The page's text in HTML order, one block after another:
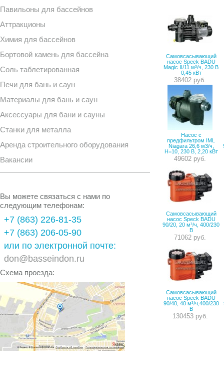
Павильоны для бассейнов
Аттракционы
Химия для бассейнов
Бортовой камень для бассейна
Соль таблетированная
Печи для бань и саун
Материалы для бань и саун
Аксессуары для бани и сауны
Станки для металла
Аренда строительного оборудования
Вакансии
Вы можете связаться с нами по
следующим телефонам:
+7 (863) 226-81-35
+7 (863) 206-05-90
или по электронной почте:
don@basseindon.ru
Схема проезда:
Самовсасывающий
насос Speck BADU
Magic II/11 м³/ч, 230 В
0,45 кВт
38402 руб.
Насос с
предфильтром IML
Niagara 26,6 м3/ч,
H=10, 230 B, 2,20 кВт
49602 руб.
Самовсасывающий
насос Speck BADU
90/20, 20 м³/ч, 400/230
В
71062 руб.
Самовсасывающий
насос Speck BADU
90/40, 40 м³/ч,400/230
В
130453 руб.